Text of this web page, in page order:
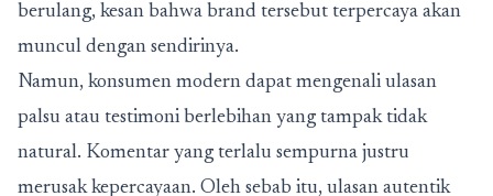
berulang, kesan bahwa brand tersebut terpercaya akan
muncul dengan sendirinya.
Namun, konsumen modern dapat mengenali ulasan
palsu atau testimoni berlebihan yang tampak tidak
natural. Komentar yang terlalu sempurna justru
merusak kepercayaan. Oleh sebab itu, ulasan autentik